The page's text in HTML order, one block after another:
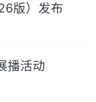
版）发布
播活动